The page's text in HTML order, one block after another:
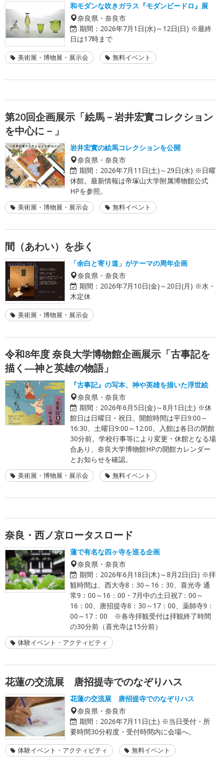
和モダンな吹きガラス『モダンビードロ』展
奈良県・奈良市
期間： 2026年7月1日(水)～12日(日) ※最終
日は17時まで
美術展・博物展・展示会 無料イベント
第20回企画展示「絵馬－岩井宏實コレクション
を中心に－」
岩井宏實の絵馬コレクションを公開
奈良県・奈良市
期間： 2026年7月11日(土)～29日(水) ※日曜
休館。最新情報は帝塚山大学附属博物館公式
HPを参照。
美術展・博物展・展示会 無料イベント
間（あわい）を歩く
「余白と寄り道」がテーマの周年企画
奈良県・奈良市
期間： 2026年7月10日(金)～20日(月) ※水・
木定休
美術展・博物展・展示会
令和8年度 奈良大学博物館企画展示「古事記を
描く―神と英雄の物語」
『古事記』の写本、神や英雄を描いた浮世絵
奈良県・奈良市
期間： 2026年6月5日(金)～8月1日(土) ※休
館日は日曜日・祝日。開館時間は平日9:00～
16:30、土曜日9:00～12:00。入館は各日の閉館
30分前。学校行事等により変更・休館となる場
合あり、奈良大学博物館HPの開館カレンダー
とお知らせを確認。
美術展・博物展・展示会 無料イベント
奈良・西ノ京ロータスロード
蓮で有名な四ヶ寺を巡る企画
奈良県・奈良市
期間： 2026年6月18日(木)～8月2日(日) ※拝
観時間は、西大寺8：30～16：30、喜光寺 通
常9：00～16：00・7月中の土日祝7：00～
16：00、唐招提寺8：30～17：00、薬師寺9：
00～17：00 ※各寺拝観受付は拝観終了時間
の30分前（喜光寺は15分前）
体験イベント・アクティビティ
花蓮の交流展 唐招提寺でのなぞりハス
花蓮の交流展 唐招提寺でのなぞりハス
奈良県・奈良市
期間： 2026年7月11日(土) ※当日受付・所
要時間30分程度・受付時間内に会場へ。
体験イベント・アクティビティ 無料イベント